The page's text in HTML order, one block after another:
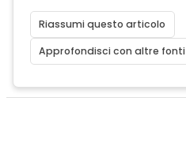
Riassumi questo articolo
Approfondisci con altre fonti